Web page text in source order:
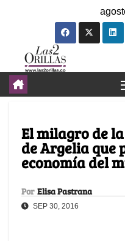
El milagro de
de Argelia que
economía del
Por Elisa Pastrana
SEP 30, 2016